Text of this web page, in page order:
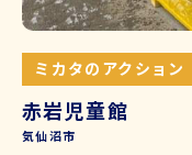
ミカタのアクション
赤岩児童館
気仙沼市